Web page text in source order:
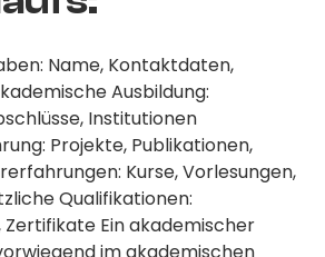
Name, Kontaktdaten,
Ausbildung:
Institutionen
Projekte, Publikationen,
Kurse, Vorlesungen,
Qualifikationen:
Ein akademischer